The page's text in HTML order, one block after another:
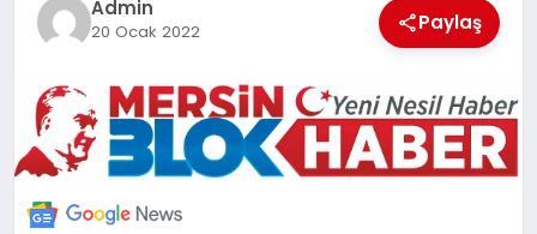
KÜNYE
Admin
20 Ocak 2022 Paylaş